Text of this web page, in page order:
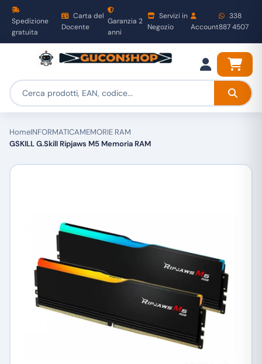
Spedizione
gratuita
Carta del
Docente
Garanzia 2
anni
Servizi in
Negozio
Account
338
887 4507
HomeINFORMATICAMEMORIE RAM
GSKILL G.Skill Ripjaws M5 Memoria RAM